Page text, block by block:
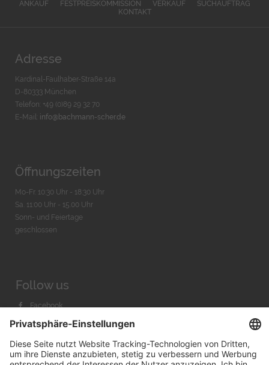
ANKAUF FESTPREISKOMMISSION VERKAUF
SUCHAUFTRAG
KONTAKT
Adresse
Kardinal-Faulhaber-Straße 14a
D-80333 München
Telefon: +49 (0)89 29 32 70
E-Mail: info@bachmann-scher.de
Öffnungszeiten
Mo-Fr. 10:30 Uhr - 18:30 Uhr
Sa. 11:00 Uhr - 15.00 Uhr
Sonn- und Feiertage
geschlossen
Follow us
Facebook
Instagram
Youtube